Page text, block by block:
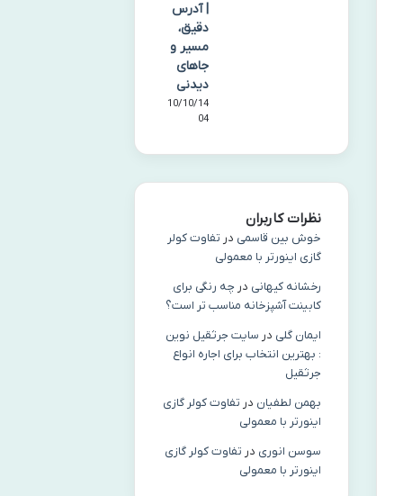
| آدرس
دقیق،
مسیر و
جاهای
دیدنی
10/10/14
04
نظرات کاربران
خوش بین قاسمی در تفاوت کولر
گازی اینورتر با معمولی
رخشانه کیهانی در چه رنگی برای
کابینت آشپزخانه مناسب‌ تر است؟
ایمان گلی در سایت جرثقیل نوین
: بهترین انتخاب برای اجاره انواع
جرثقیل
بهمن لطفیان در تفاوت کولر گازی
اینورتر با معمولی
سوسن انوری در تفاوت کولر گازی
اینورتر با معمولی